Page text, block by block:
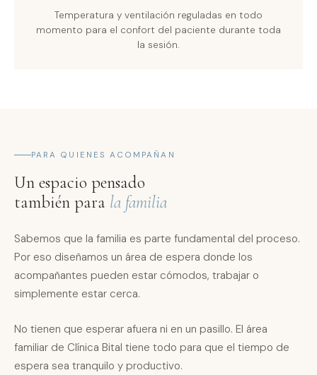
Temperatura y ventilación reguladas en todo
momento para el confort del paciente durante toda
la sesión.
PARA QUIENES ACOMPAÑAN
Un espacio pensado
también para la familia
Sabemos que la familia es parte fundamental del proceso.
Por eso diseñamos un área de espera donde los
acompañantes pueden estar cómodos, trabajar o
simplemente estar cerca.
No tienen que esperar afuera ni en un pasillo. El área
familiar de Clínica Bital tiene todo para que el tiempo de
espera sea tranquilo y productivo.